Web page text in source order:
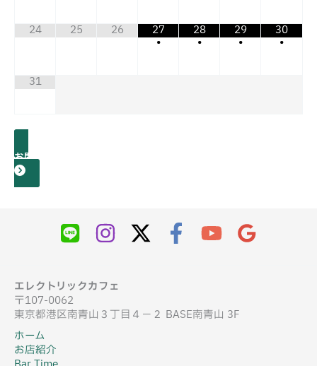
24 25 26
27
•
28
•
29
•
30
•
31
お問い合わせ
エレクトリックカフェ
〒107-0062
東京都港区南青山３丁目４−２ BASE南青山 3F
ホーム
お店紹介